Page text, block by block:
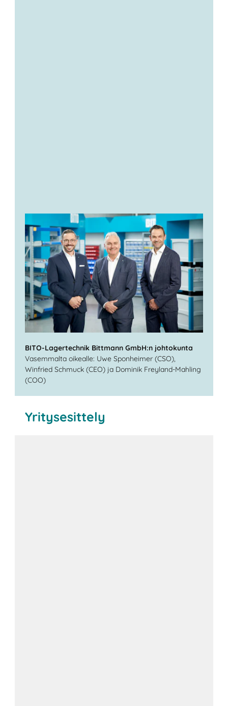
BITO-Lagertechnik Bittmann GmbH:n johtokunta
Vasemmalta oikealle: Uwe Sponheimer (CSO),
Winfried Schmuck (CEO) ja Dominik Freyland-Mahling
(COO)
Yritysesittely